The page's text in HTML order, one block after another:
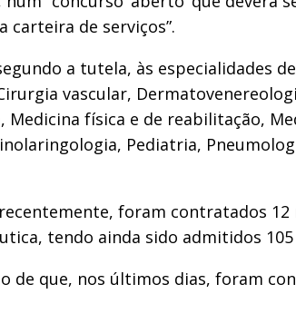
carteira de serviços”.
a tutela, às especialidades
vascular,
Medicina física e de reabilitação,
Pediatria,
foram contratados 12
tendo ainda sido admitidos
de que, nos últimos dias, foram